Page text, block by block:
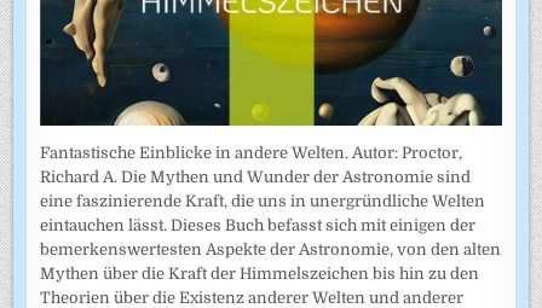
Fantastische Einblicke in andere Welten. Autor: Proctor,
Richard A. Die Mythen und Wunder der Astronomie sind
eine faszinierende Kraft, die uns in unergründliche Welten
eintauchen lässt. Dieses Buch befasst sich mit einigen der
bemerkenswertesten Aspekte der Astronomie, von den alten
Mythen über die Kraft der Himmelszeichen bis hin zu den
Theorien über die Existenz anderer Welten und anderer